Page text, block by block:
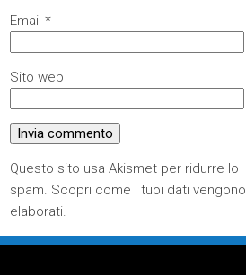
Email*
Sito web
Questo sito usa Akismet per ridurre lo
spam. Scopri come i tuoi dati vengono
elaborati.